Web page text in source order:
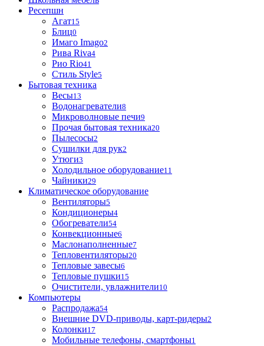
Ресепшн
Агат15
Блиц0
Имаго Imago2
Рива Riva4
Рио Rio41
Стиль Style5
Бытовая техника
Весы13
Водонагреватели8
Микроволновые печи9
Прочая бытовая техника20
Пылесосы2
Сушилки для рук2
Утюги3
Холодильное оборудование11
Чайники29
Климатическое оборудование
Вентиляторы5
Кондиционеры4
Обогреватели54
Конвекционные6
Маслонаполненные7
Тепловентиляторы20
Тепловые завесы6
Тепловые пушки15
Очистители, увлажнители10
Компьютеры
Распродажа54
Внешние DVD-приводы, карт-ридеры2
Колонки17
Мобильные телефоны, смартфоны1